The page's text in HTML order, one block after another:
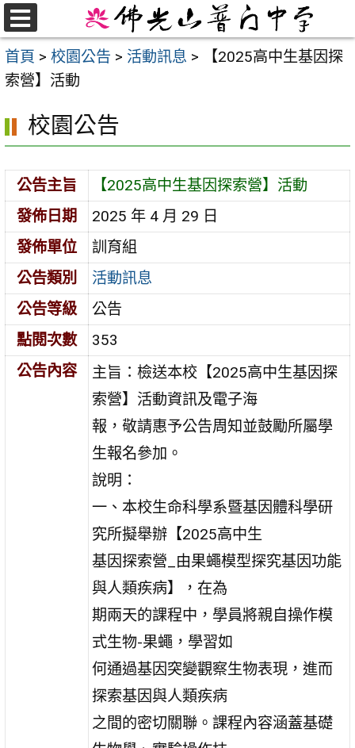
跳
至
主
要
首頁 > 校園公告 > 活動訊息 >
【2025高中生基因探
索營】活動
校園公告
公告主旨
【2025高中生基因探索營】活動
發佈日期
2025 年 4 月 29 日
發佈單位
訓育組
公告類別
活動訊息
公告等級
公告
點閱次數
353
公告內容
主旨：檢送本校【2025高中生基因探
索營】活動資訊及電子海
報，敬請惠予公告周知並鼓勵所屬學
生報名參加。
說明：
一、本校生命科學系暨基因體科學研
究所擬舉辦【2025高中生
基因探索營_由果蠅模型探究基因功能
與人類疾病】，在為
期兩天的課程中，學員將親自操作模
式生物-果蠅，學習如
何通過基因突變觀察生物表現，進而
探索基因與人類疾病
之間的密切關聯。課程內容涵蓋基礎
選
單